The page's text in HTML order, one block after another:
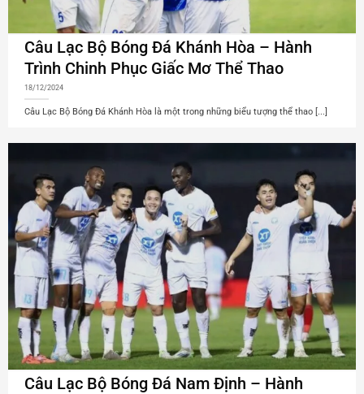
Câu Lạc Bộ Bóng Đá Khánh Hòa – Hành
Trình Chinh Phục Giấc Mơ Thể Thao
18/12/2024
Câu Lạc Bộ Bóng Đá Khánh Hòa là một trong những biểu tượng thể thao [...]
Câu Lạc Bộ Bóng Đá Nam Định – Hành